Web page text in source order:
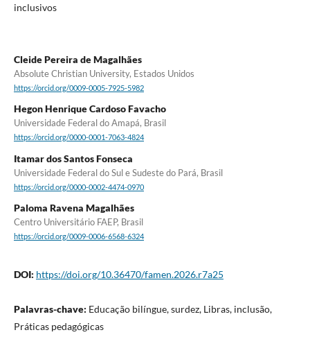
inclusivos
Cleide Pereira de Magalhães
Absolute Christian University, Estados Unidos
https://orcid.org/0009-0005-7925-5982
Hegon Henrique Cardoso Favacho
Universidade Federal do Amapá, Brasil
https://orcid.org/0000-0001-7063-4824
Itamar dos Santos Fonseca
Universidade Federal do Sul e Sudeste do Pará, Brasil
https://orcid.org/0000-0002-4474-0970
Paloma Ravena Magalhães
Centro Universitário FAEP, Brasil
https://orcid.org/0009-0006-6568-6324
DOI: https://doi.org/10.36470/famen.2026.r7a25
Palavras-chave: Educação bilíngue, surdez, Libras, inclusão,
Práticas pedagógicas